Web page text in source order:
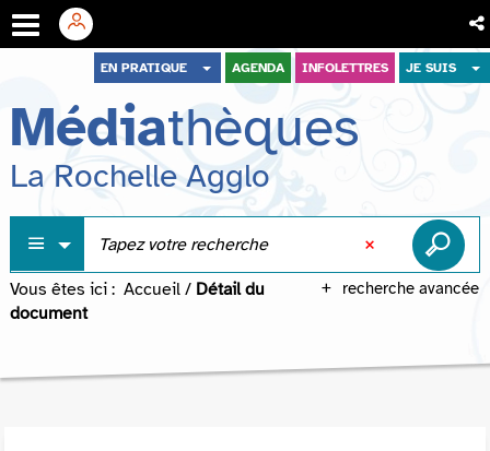
menu
contenu
recherche
EN PRATIQUE AGENDA INFOLETTRES JE SUIS
Médiathèques
La Rochelle Agglo
recherche avancée
Vous êtes ici : Accueil / Détail du
document